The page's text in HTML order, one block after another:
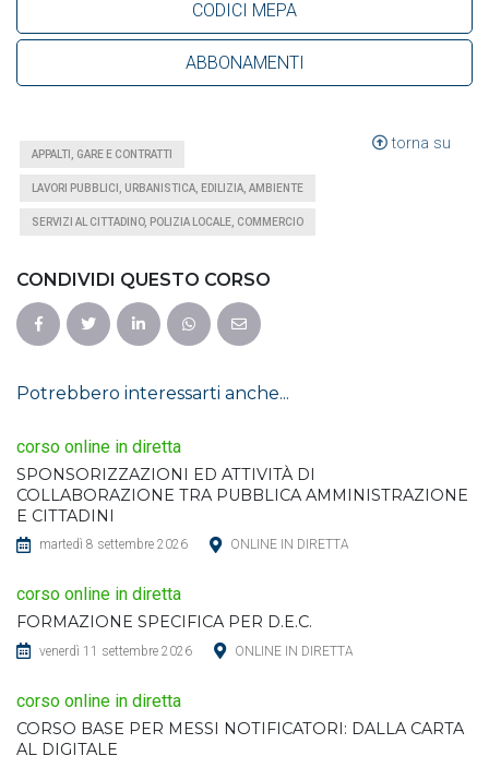
CODICI MEPA
ABBONAMENTI
torna su
APPALTI, GARE E CONTRATTI
LAVORI PUBBLICI, URBANISTICA, EDILIZIA, AMBIENTE
SERVIZI AL CITTADINO, POLIZIA LOCALE, COMMERCIO
CONDIVIDI QUESTO CORSO
Potrebbero interessarti anche...
corso online in diretta
SPONSORIZZAZIONI ED ATTIVITÀ DI
COLLABORAZIONE TRA PUBBLICA AMMINISTRAZIONE
E CITTADINI
martedì 8 settembre 2026 ONLINE IN DIRETTA
corso online in diretta
FORMAZIONE SPECIFICA PER D.E.C.
venerdì 11 settembre 2026 ONLINE IN DIRETTA
corso online in diretta
CORSO BASE PER MESSI NOTIFICATORI: DALLA CARTA
AL DIGITALE